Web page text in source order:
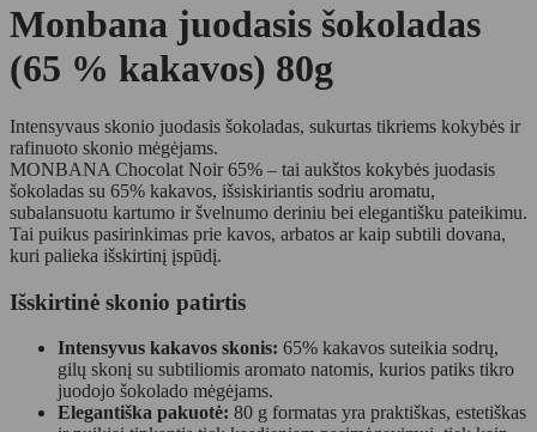
Monbana juodasis šokoladas
(65 % kakavos) 80g
Intensyvaus skonio juodasis šokoladas, sukurtas tikriems kokybės ir
rafinuoto skonio mėgėjams.
MONBANA Chocolat Noir 65% – tai aukštos kokybės juodasis
šokoladas su 65% kakavos, išsiskiriantis sodriu aromatu,
subalansuotu kartumo ir švelnumo deriniu bei elegantišku pateikimu.
Tai puikus pasirinkimas prie kavos, arbatos ar kaip subtili dovana,
kuri palieka išskirtinį įspūdį.
Išskirtinė skonio patirtis
Intensyvus kakavos skonis: 65% kakavos suteikia sodrų,
gilų skonį su subtiliomis aromato natomis, kurios patiks tikro
juodojo šokolado mėgėjams.
Elegantiška pakuotė: 80 g formatas yra praktiškas, estetiškas